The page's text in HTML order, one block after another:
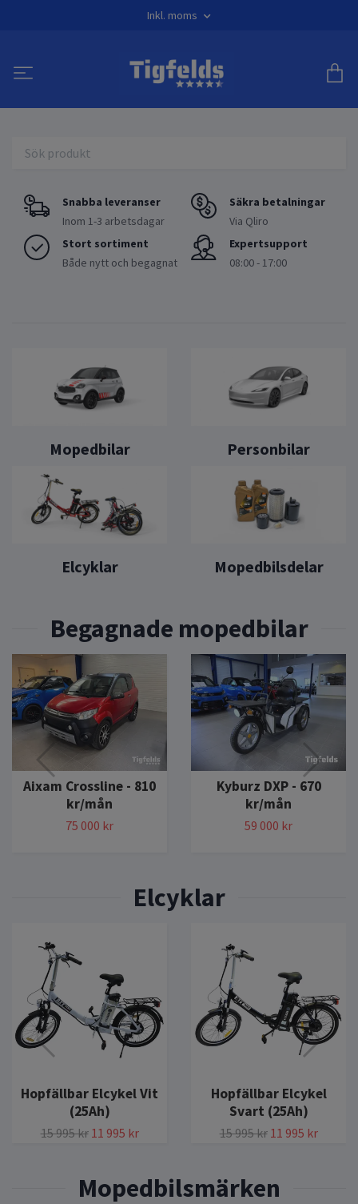
Inkl. moms
Snabba leveranser
Inom 1-3 arbetsdagar
Säkra betalningar
Via Qliro
Stort sortiment
Både nytt och begagnat
Expertsupport
08:00 - 17:00
Mopedbilar Personbilar
Elcyklar Mopedbilsdelar
Aixam Crossline - 810
kr/mån
75 000 kr
Kyburz DXP - 670
kr/mån
59 000 kr
Hopfällbar Elcykel Vit
(25Ah)
15 995 kr 11 995 kr
Hopfällbar Elcykel
Svart (25Ah)
15 995 kr 11 995 kr